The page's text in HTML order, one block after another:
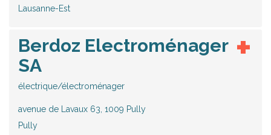
Lausanne-Est
Berdoz Electroménager
SA
électrique/électroménager
avenue de Lavaux 63, 1009 Pully
Pully